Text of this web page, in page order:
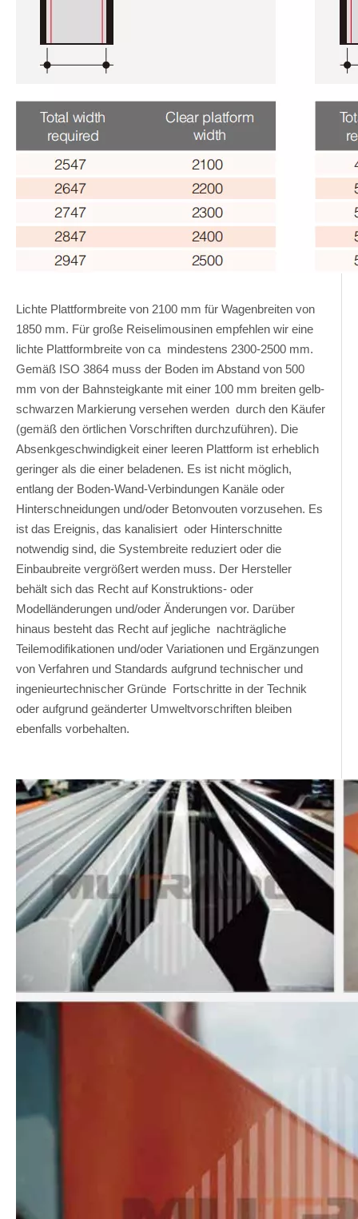
Lichte Plattformbreite von 2100 mm für Wagenbreiten von
1850 mm. Für große Reiselimousinen empfehlen wir eine
lichte Plattformbreite von ca mindestens 2300-2500 mm.
Gemäß ISO 3864 muss der Boden im Abstand von 500
mm von der Bahnsteigkante mit einer 100 mm breiten gelb-
schwarzen Markierung versehen werden durch den Käufer
(gemäß den örtlichen Vorschriften durchzuführen). Die
Absenkgeschwindigkeit einer leeren Plattform ist erheblich
geringer als die einer beladenen. Es ist nicht möglich,
entlang der Boden-Wand-Verbindungen Kanäle oder
Hinterschneidungen und/oder Betonvouten vorzusehen. Es
ist das Ereignis, das kanalisiert oder Hinterschnitte
notwendig sind, die Systembreite reduziert oder die
Einbaubreite vergrößert werden muss. Der Hersteller
behält sich das Recht auf Konstruktions- oder
Modelländerungen und/oder Änderungen vor. Darüber
hinaus besteht das Recht auf jegliche nachträgliche
Teilemodifikationen und/oder Variationen und Ergänzungen
von Verfahren und Standards aufgrund technischer und
ingenieurtechnischer Gründe Fortschritte in der Technik
oder aufgrund geänderter Umweltvorschriften bleiben
ebenfalls vorbehalten.